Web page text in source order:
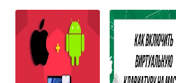
НИХ ПОДХОДИТ
ДЛЯ УСТАНОВКИ
MACOS
МАК